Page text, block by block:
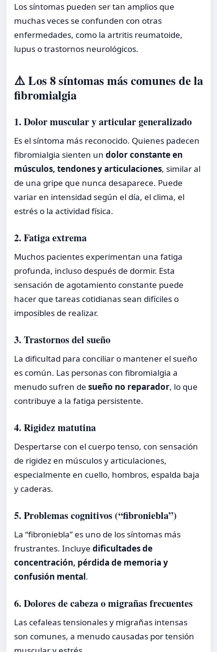
Los síntomas pueden ser tan amplios que
muchas veces se confunden con otras
enfermedades, como la artritis reumatoide,
lupus o trastornos neurológicos.
⚠️ Los 8 síntomas más comunes de la
fibromialgia
1. Dolor muscular y articular generalizado
Es el síntoma más reconocido. Quienes padecen
fibromialgia sienten un dolor constante en
músculos, tendones y articulaciones, similar al
de una gripe que nunca desaparece. Puede
variar en intensidad según el día, el clima, el
estrés o la actividad física.
2. Fatiga extrema
Muchos pacientes experimentan una fatiga
profunda, incluso después de dormir. Esta
sensación de agotamiento constante puede
hacer que tareas cotidianas sean difíciles o
imposibles de realizar.
3. Trastornos del sueño
La dificultad para conciliar o mantener el sueño
es común. Las personas con fibromialgia a
menudo sufren de sueño no reparador, lo que
contribuye a la fatiga persistente.
4. Rigidez matutina
Despertarse con el cuerpo tenso, con sensación
de rigidez en músculos y articulaciones,
especialmente en cuello, hombros, espalda baja
y caderas.
5. Problemas cognitivos (“fibroniebla”)
La “fibroniebla” es uno de los síntomas más
frustrantes. Incluye dificultades de
concentración, pérdida de memoria y
confusión mental.
6. Dolores de cabeza o migrañas frecuentes
Las cefaleas tensionales y migrañas intensas
son comunes, a menudo causadas por tensión